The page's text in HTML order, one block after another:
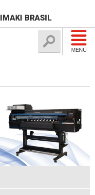
BRASIL
MENU